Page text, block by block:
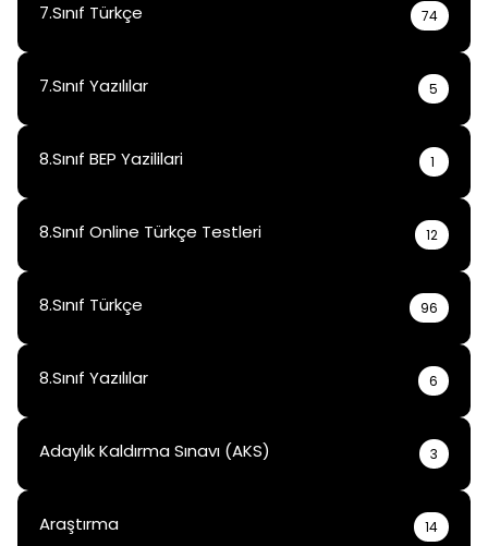
7.Sınıf Türkçe 74
7.Sınıf Yazılılar 5
8.Sınıf BEP Yazililari 1
8.Sınıf Online Türkçe Testleri 12
8.Sınıf Türkçe 96
8.Sınıf Yazılılar 6
Adaylık Kaldırma Sınavı (AKS) 3
Araştırma 14